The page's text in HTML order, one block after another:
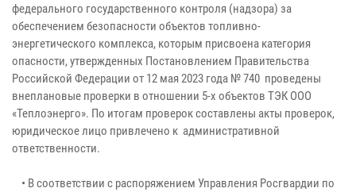
федерального государственного контроля (надзора) за
обеспечением безопасности объектов топливно-
энергетического комплекса, которым присвоена категория
опасности, утвержденных Постановлением Правительства
Российской Федерации от 12 мая 2023 года № 740 проведены
внеплановые проверки в отношении 5-х объектов ТЭК ООО
«Теплоэнерго». По итогам проверок составлены акты проверок,
юридическое лицо привлечено к административной
ответственности.
• В соответствии с распоряжением Управления Росгвардии по